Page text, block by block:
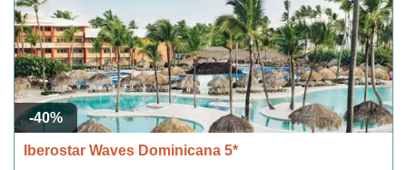
-40%
Iberostar Waves Dominicana 5*